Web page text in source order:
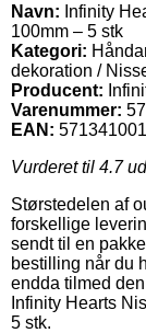
Navn: Infinity
100mm – 5 stk
Kategori:
dekoration /
Producent:
Varenummer:
EAN:
Vurderet til 4.7ud
Størstedelen af
forskellige
sendt til en
bestilling når du
endda tilmed
Infinity Hearts
5 stk.